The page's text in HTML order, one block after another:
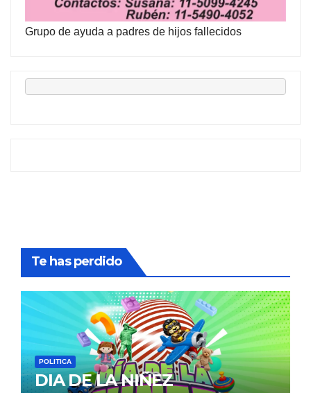
Grupo de ayuda a padres de hijos fallecidos
Te has perdido
POLITICA
DIA DE LA NIÑEZ